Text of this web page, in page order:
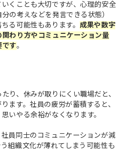
くことも大切ですが、心理的安全
の考えなどを発言できる状態）
る可能性もあります。 成果や数字
わり方やコミュニケーション量
です。
り、休みが取りにくい職場だと、
ます。社員の疲労が蓄積すると、
いやる余裕がなくなります。
員同士のコミュニケーションが減
組織文化が薄れてしまう可能性も